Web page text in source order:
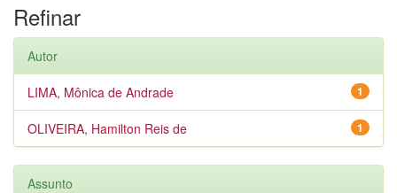
Refinar
Autor
1
LIMA, Mônica de Andrade
1
OLIVEIRA, Hamilton Reis de
Assunto